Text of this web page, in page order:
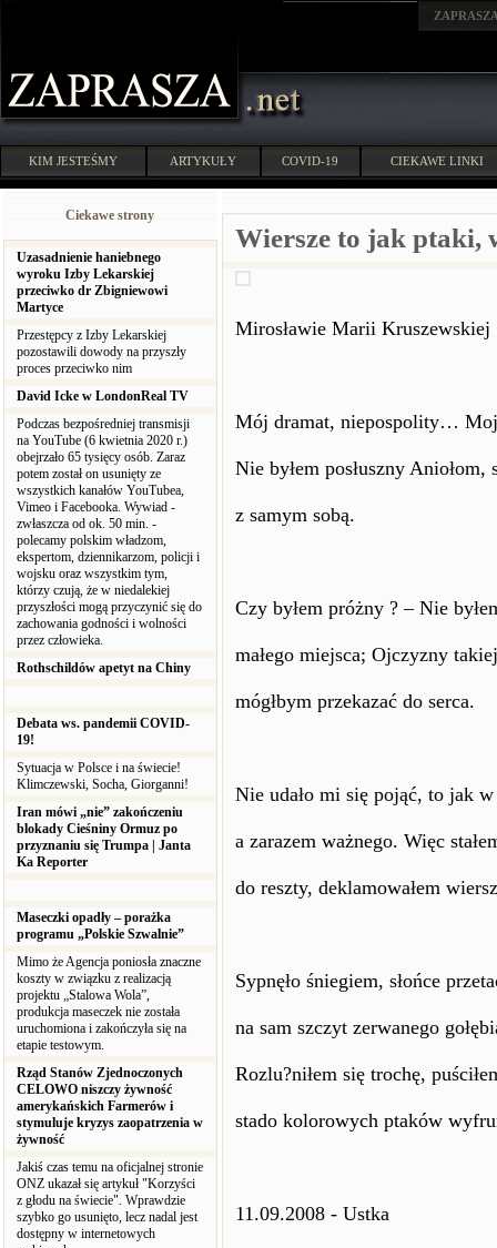
KIM JESTEŚMY ARTYKUŁY COVID-19 CIEKAWE LINKI
Ciekawe strony
Uzasadnienie haniebnego
wyroku Izby Lekarskiej
przeciwko dr Zbigniewowi
Martyce
Przestępcy z Izby Lekarskiej
pozostawili dowody na przyszły
proces przeciwko nim
David Icke w LondonReal TV
Podczas bezpośredniej transmisji
na YouTube (6 kwietnia 2020 r.)
obejrzało 65 tysięcy osób. Zaraz
potem został on usunięty ze
wszystkich kanałów YouTubea,
Vimeo i Facebooka. Wywiad -
zwłaszcza od ok. 50 min. -
polecamy polskim władzom,
ekspertom, dziennikarzom, policji i
wojsku oraz wszystkim tym,
którzy czują, że w niedalekiej
przyszłości mogą przyczynić się do
zachowania godności i wolności
przez człowieka.
Rothschildów apetyt na Chiny
Debata ws. pandemii COVID-
19!
Sytuacja w Polsce i na świecie!
Klimczewski, Socha, Giorganni!
Iran mówi „nie” zakończeniu
blokady Cieśniny Ormuz po
przyznaniu się Trumpa | Janta
Ka Reporter
Maseczki opadły – porażka
programu „Polskie Szwalnie”
Mimo że Agencja poniosła znaczne
koszty w związku z realizacją
projektu „Stalowa Wola”,
produkcja maseczek nie została
uruchomiona i zakończyła się na
etapie testowym.
Rząd Stanów Zjednoczonych
CELOWO niszczy żywność
amerykańskich Farmerów i
stymuluje kryzys zaopatrzenia w
żywność
Jakiś czas temu na oficjalnej stronie
ONZ ukazał się artykuł "Korzyści
z głodu na świecie". Wprawdzie
szybko go usunięto, lecz nadal jest
dostępny w internetowych
Wiersze to jak ptaki,
Mirosławie Marii Kruszewskiej
Mój dramat, niepospolity…
Nie byłem posłuszny Aniołom,
z samym sobą.
Czy byłem próżny ? – Nie
małego miejsca; Ojczyzny
mógłbym przekazać do serca.
Nie udało mi się pojąć, to jak
a zarazem ważnego. Więc
do reszty, deklamowałem
Sypnęło śniegiem, słońce
na sam szczyt zerwanego
Rozlu?niłem się trochę,
stado kolorowych ptaków
11.09.2008 - Ustka